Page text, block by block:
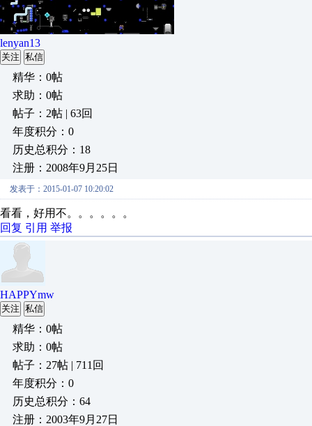
lenyan13
关注 私信
精华：0帖
求助：0帖
帖子：2帖 | 63回
年度积分：0
历史总积分：18
注册：2008年9月25日
发表于：2015-01-07 10:20:02
看看，好用不。。。。。。
回复 引用 举报
HAPPYmw
关注 私信
精华：0帖
求助：0帖
帖子：27帖 | 711回
年度积分：0
历史总积分：64
注册：2003年9月27日